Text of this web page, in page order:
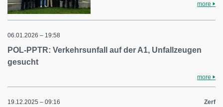
more
06.01.2026 – 19:58
POL-PPTR: Verkehrsunfall auf der A1, Unfallzeugen
gesucht
more
19.12.2025 – 09:16 Zerf